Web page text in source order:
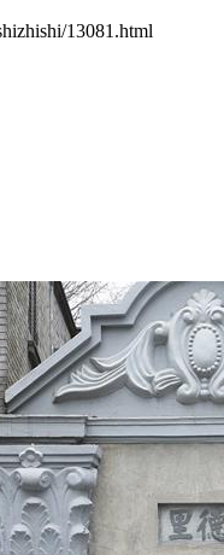
13081.html